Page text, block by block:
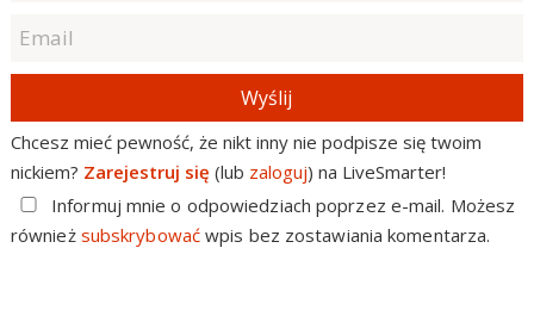
Wyślij
Chcesz mieć pewność, że nikt inny nie podpisze się twoim
nickiem? Zarejestruj się (lub zaloguj) na LiveSmarter!
Informuj mnie o odpowiedziach poprzez e-mail. Możesz
również subskrybowaćwpis bez zostawiania komentarza.